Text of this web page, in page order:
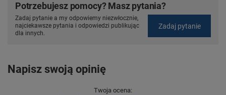
Potrzebujesz pomocy? Masz pytania?
Zadaj pytanie a my odpowiemy niezwłocznie,
najciekawsze pytania i odpowiedzi publikując
dla innych.
Zadaj pytanie
Napisz swoją opinię
Twoja ocena: